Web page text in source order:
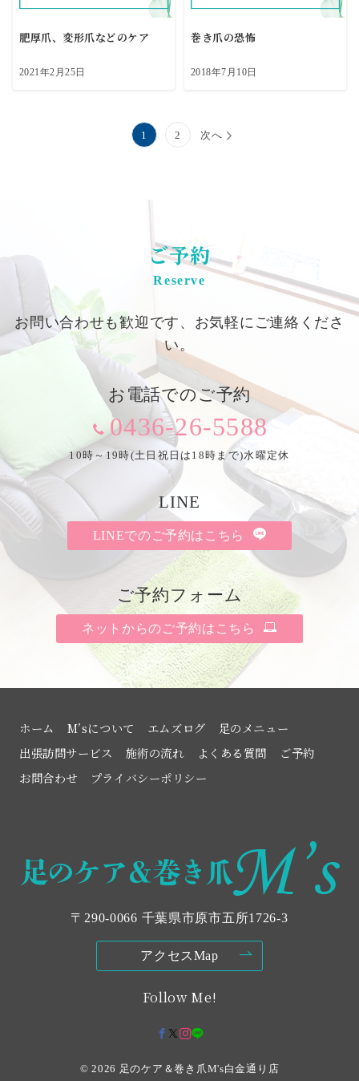
肥厚爪、変形爪などのケア
2021年2月25日
巻き爪の恐怖
2018年7月10日
ー
ジ
送
り
1 2 次へ
ご予約
Reserve
お問い合わせも歓迎です、お気軽にご連絡くださ
い。
お電話でのご予約
0436-26-5588
10時～19時(土日祝日は18時まで)水曜定休
LINE
LINEでのご予約はこちら
ご予約フォーム
ネットからのご予約はこちら
ホーム M’sについて エムズログ
足のメニュー
出張訪問サービス
施術の流れ よくある質問
ご予約
お問合わせ
プライバシーポリシー
〒290-0066 千葉県市原市五所1726‐3
アクセスMap
Follow Me!
© 2026 足のケア＆巻き爪M's白金通り店